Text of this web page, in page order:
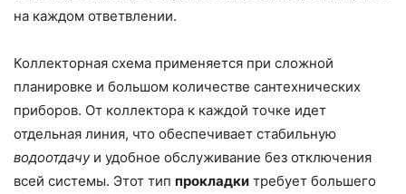
на каждом ответвлении.
Коллекторная схема применяется при сложной
планировке и большом количестве сантехнических
приборов. От коллектора к каждой точке идет
отдельная линия, что обеспечивает стабильную
водоотдачуи удобное обслуживание без отключения
всей системы. Этот тип прокладки требует большего